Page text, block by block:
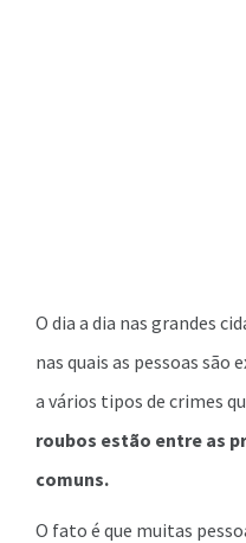
O dia a dia nas grandes
nas quais as pessoas são
a vários tipos de crimes
roubos estão entre as
comuns.
O fato é que muitas